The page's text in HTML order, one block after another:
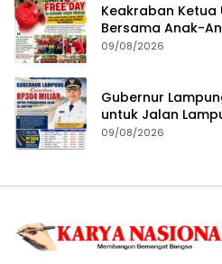
Keakraban Ketua
Bersama Anak-
09/08/2026
Gubernur
untuk Jalan
Komang Koheri
09/08/2026